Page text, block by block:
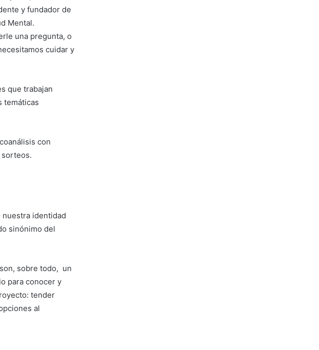
y fundador de
Mental.
una pregunta, o
cuidar y
que trabajan
temáticas
con
identidad
sinónimo del
sobre todo, un
para conocer y
tender
al